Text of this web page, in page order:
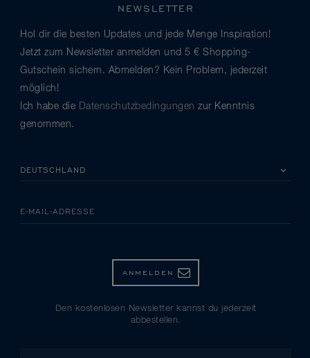
NEWSLETTER
Hol dir die besten Updates und jede Menge Inspiration!
Jetzt zum Newsletter anmelden und 5 € Shopping-
Gutschein sichern. Abmelden? Kein Problem, jederzeit
möglich!
Ich habe die Datenschutzbedingungen zur Kenntnis
genommen.
E-MAIL-ADRESSE
ANMELDEN
Den kostenlosen Newsletter kannst du jederzeit
abbestellen.